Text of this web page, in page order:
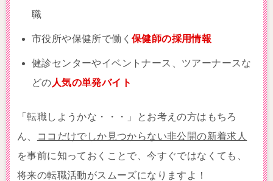
職
市役所や保健所で働く 保健師の採用情報
健診センターやイベントナース、ツアーナースな
どの 人気の単発バイト
「転職しようかな・・・」とお考えの方はもちろ
ん、
ココだけでしか見つからない非公開の新着求人
を事前に知っておくことで、今すぐではなくても、
将来の転職活動がスムーズになりますよ！